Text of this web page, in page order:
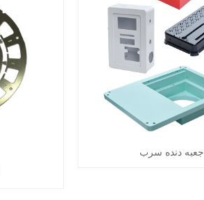
جعبه دنده سرب